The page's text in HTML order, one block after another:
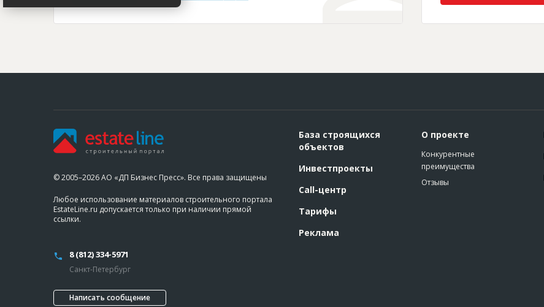
© 2005–2026 АО «ДП Бизнес Пресс». Все права защищены
Любое использование материалов строительного портала
EstateLine.ru допускается только при наличии прямой
ссылки.
8 (812) 334-5971
Санкт-Петербург
Написать сообщение
База строящихся
объектов
Инвестпроекты
Call-центр
Тарифы
Реклама
О проекте
Конкурентные
преимущества
Отзывы